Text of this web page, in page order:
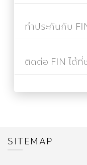
ทำประกันกับ
ติดต่อ FIN ได้ที่
SITEMAP